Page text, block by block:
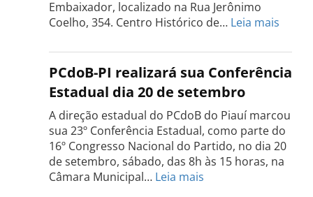
setembro
Embaixador, localizado na Rua Jerônimo
Coelho, 354. Centro Histórico de… Leia mais
do
PCdoB
do
Sul
dia
PCdoB-PI realizará sua Conferência
Estadual dia 20 de setembro
A direção estadual do PCdoB do Piauí marcou
sua 23º Conferência Estadual, como parte do
16º Congresso Nacional do Partido, no dia 20
de setembro, sábado, das 8h às 15 horas, na
Câmara Municipal… Leia mais